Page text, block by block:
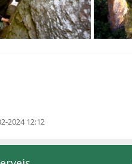
2024 12:12